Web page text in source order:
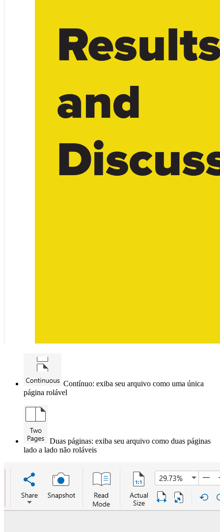
Contínuo: exiba seu arquivo como uma única
página rolável
Duas páginas: exiba seu arquivo como duas páginas
lado a lado não roláveis